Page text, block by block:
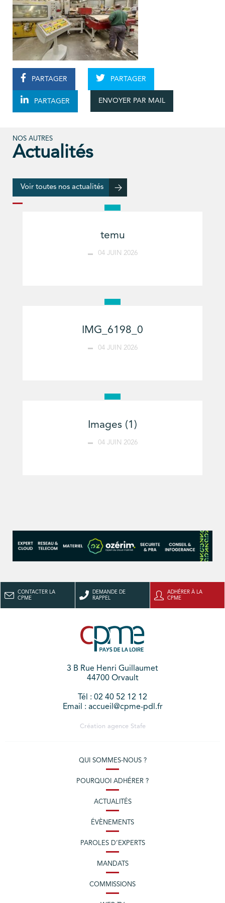
PARTAGER PARTAGER
PARTAGER ENVOYER PAR MAIL
NOS AUTRES
Actualités
Voir toutes nos actualités
temu
04 JUIN 2026
IMG_6198_0
04 JUIN 2026
Images (1)
04 JUIN 2026
CONTACTER LA
CPME
DEMANDE DE
RAPPEL
ADHÉRER À LA
CPME
3 B Rue Henri Guillaumet
44700 Orvault
Tél : 02 40 52 12 12
Email : accueil@cpme-pdl.fr
Création agence Stafe
QUI SOMMES-NOUS ?
POURQUOI ADHÉRER ?
ACTUALITÉS
ÉVÈNEMENTS
PAROLES D’EXPERTS
MANDATS
COMMISSIONS